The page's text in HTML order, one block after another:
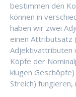
bestimmen den
können in
haben wir zwei
einen Attributsatz
Adjektivattributen
Köpfe der
klugen
Streich)